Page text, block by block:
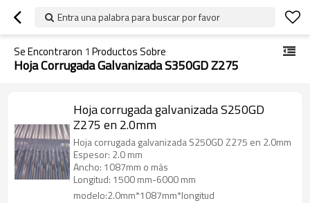
Entra una palabra para buscar por favor
Se Encontraron 1 Productos Sobre
Hoja Corrugada Galvanizada S350GD Z275
Hoja corrugada galvanizada S250GD
Z275 en 2.0mm
Hoja corrugada galvanizada S250GD Z275 en 2.0mm
Espesor: 2.0 mm
Ancho: 1087mm o más
Longitud: 1500 mm-6000 mm
modelo:2.0mm*1087mm*longitud